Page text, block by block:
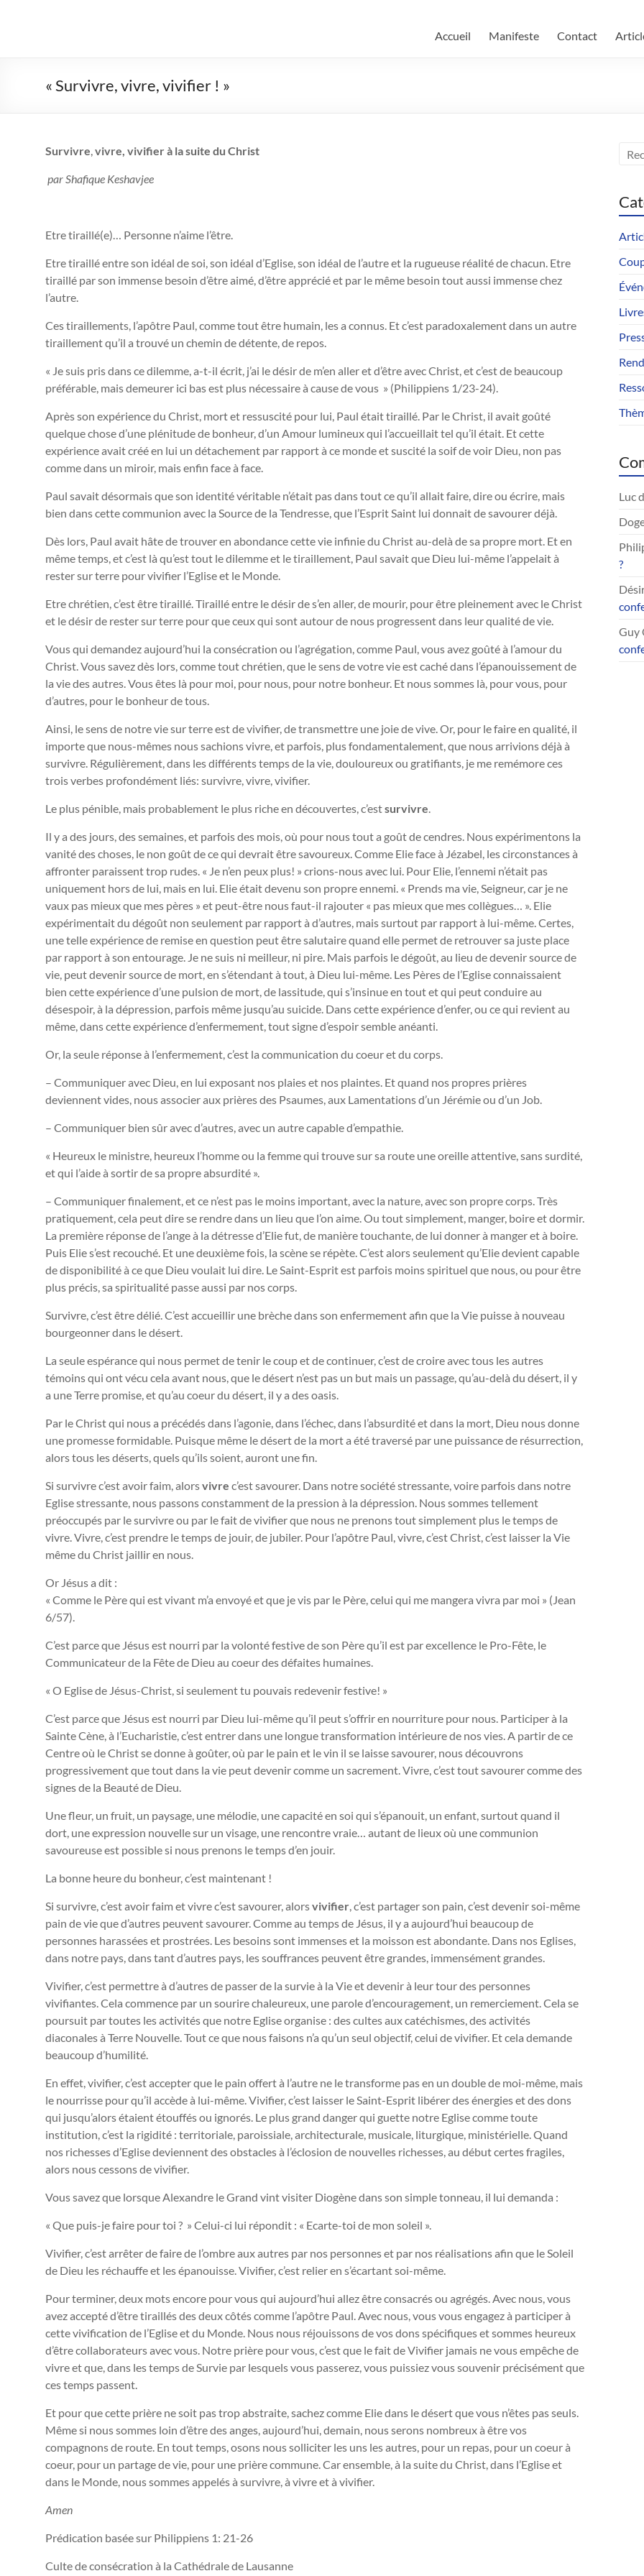
Rassemblement
un
Renouveau
Réformé
couleur
l'Église
réformée
Accueil Manifeste Contact
« Survivre, vivre, vivifier ! »
Survivre,vivre, vivifier à la suite du Christ
par Shafique Keshavjee
Etre tiraillé(e)… Personne n’aime l’être.
Etre tiraillé entre son idéal de soi, son idéal d’Eglise, son idéal de l’autre et la rugueuse réalité de chacun. Etre
tiraillé par son immense besoin d’être aimé, d’être apprécié et par le même besoin tout aussi immense chez
l’autre.
Ces tiraillements, l’apôtre Paul, comme tout être humain, les a connus. Et c’est paradoxalement dans un autre
tiraillement qu’il a trouvé un chemin de détente, de repos.
« Je suis pris dans ce dilemme, a-t-il écrit, j’ai le désir de m’en aller et d’être avec Christ, et c’est de beaucoup
préférable, mais demeurer ici bas est plus nécessaire à cause de vous » (Philippiens 1/23-24).
Après son expérience du Christ, mort et ressuscité pour lui, Paul était tiraillé. Par le Christ, il avait goûté
quelque chose d’une plénitude de bonheur, d’un Amour lumineux qui l’accueillait tel qu’il était. Et cette
expérience avait créé en lui un détachement par rapport à ce monde et suscité la soif de voir Dieu, non pas
comme dans un miroir, mais enfin face à face.
Paul savait désormais que son identité véritable n’était pas dans tout ce qu’il allait faire, dire ou écrire, mais
bien dans cette communion avec la Source de la Tendresse, que l’Esprit Saint lui donnait de savourer déjà.
Dès lors, Paul avait hâte de trouver en abondance cette vie infinie du Christ au-delà de sa propre mort. Et en
même temps, et c’est là qu’est tout le dilemme et le tiraillement, Paul savait que Dieu lui-même l’appelait à
rester sur terre pour vivifier l’Eglise et le Monde.
Etre chrétien, c’est être tiraillé. Tiraillé entre le désir de s’en aller, de mourir, pour être pleinement avec le Christ
et le désir de rester sur terre pour que ceux qui sont autour de nous progressent dans leur qualité de vie.
Vous qui demandez aujourd’hui la consécration ou l’agrégation, comme Paul, vous avez goûté à l’amour du
Christ. Vous savez dès lors, comme tout chrétien, que le sens de votre vie est caché dans l’épanouissement de
la vie des autres. Vous êtes là pour moi, pour nous, pour notre bonheur. Et nous sommes là, pour vous, pour
d’autres, pour le bonheur de tous.
Ainsi, le sens de notre vie sur terre est de vivifier, de transmettre une joie de vive. Or, pour le faire en qualité, il
importe que nous-mêmes nous sachions vivre, et parfois, plus fondamentalement, que nous arrivions déjà à
survivre. Régulièrement, dans les différents temps de la vie, douloureux ou gratifiants, je me remémore ces
trois verbes profondément liés: survivre, vivre, vivifier.
Le plus pénible, mais probablement le plus riche en découvertes, c’estsurvivre.
Il y a des jours, des semaines, et parfois des mois, où pour nous tout a goût de cendres. Nous expérimentons la
vanité des choses, le non goût de ce qui devrait être savoureux. Comme Elie face à Jézabel, les circonstances à
affronter paraissent trop rudes. « Je n’en peux plus! » crions-nous avec lui. Pour Elie, l’ennemi n’était pas
uniquement hors de lui, mais en lui. Elie était devenu son propre ennemi. « Prends ma vie, Seigneur, car je ne
vaux pas mieux que mes pères » et peut-être nous faut-il rajouter « pas mieux que mes collègues… ». Elie
expérimentait du dégoût non seulement par rapport à d’autres, mais surtout par rapport à lui-même. Certes,
une telle expérience de remise en question peut être salutaire quand elle permet de retrouver sa juste place
par rapport à son entourage. Je ne suis ni meilleur, ni pire. Mais parfois le dégoût, au lieu de devenir source de
vie, peut devenir source de mort, en s’étendant à tout, à Dieu lui-même. Les Pères de l’Eglise connaissaient
bien cette expérience d’une pulsion de mort, de lassitude, qui s’insinue en tout et qui peut conduire au
désespoir, à la dépression, parfois même jusqu’au suicide. Dans cette expérience d’enfer, ou ce qui revient au
même, dans cette expérience d’enfermement, tout signe d’espoir semble anéanti.
Or, la seule réponse à l’enfermement, c’est la communication du coeur et du corps.
– Communiquer avec Dieu, en lui exposant nos plaies et nos plaintes. Et quand nos propres prières
deviennent vides, nous associer aux prières des Psaumes, aux Lamentations d’un Jérémie ou d’un Job.
– Communiquer bien sûr avec d’autres, avec un autre capable d’empathie.
« Heureux le ministre, heureux l’homme ou la femme qui trouve sur sa route une oreille attentive, sans surdité,
et qui l’aide à sortir de sa propre absurdité ».
– Communiquer finalement, et ce n’est pas le moins important, avec la nature, avec son propre corps. Très
pratiquement, cela peut dire se rendre dans un lieu que l’on aime. Ou tout simplement, manger, boire et dormir.
La première réponse de l’ange à la détresse d’Elie fut, de manière touchante, de lui donner à manger et à boire.
Puis Elie s’est recouché. Et une deuxième fois, la scène se répète. C’est alors seulement qu’Elie devient capable
de disponibilité à ce que Dieu voulait lui dire. Le Saint-Esprit est parfois moins spirituel que nous, ou pour être
plus précis, sa spiritualité passe aussi par nos corps.
Survivre, c’est être délié. C’est accueillir une brèche dans son enfermement afin que la Vie puisse à nouveau
bourgeonner dans le désert.
La seule espérance qui nous permet de tenir le coup et de continuer, c’est de croire avec tous les autres
témoins qui ont vécu cela avant nous, que le désert n’est pas un but mais un passage, qu’au-delà du désert, il y
a une Terre promise, et qu’au coeur du désert, il y a des oasis.
Par le Christ qui nous a précédés dans l’agonie, dans l’échec, dans l’absurdité et dans la mort, Dieu nous donne
une promesse formidable. Puisque même le désert de la mort a été traversé par une puissance de résurrection,
alors tous les déserts, quels qu’ils soient, auront une fin.
Si survivre c’est avoir faim, alorsvivre c’est savourer. Dans notre société stressante, voire parfois dans notre
Eglise stressante, nous passons constamment de la pression à la dépression. Nous sommes tellement
préoccupés par le survivre ou par le fait de vivifier que nous ne prenons tout simplement plus le temps de
vivre. Vivre, c’est prendre le temps de jouir, de jubiler. Pour l’apôtre Paul, vivre, c’est Christ, c’est laisser la Vie
même du Christ jaillir en nous.
Or Jésus a dit :
« Comme le Père qui est vivant m’a envoyé et que je vis par le Père, celui qui me mangera vivra par moi » (Jean
6/57).
C’est parce que Jésus est nourri par la volonté festive de son Père qu’il est par excellence le Pro-Fête, le
Communicateur de la Fête de Dieu au coeur des défaites humaines.
« O Eglise de Jésus-Christ, si seulement tu pouvais redevenir festive! »
C’est parce que Jésus est nourri par Dieu lui-même qu’il peut s’offrir en nourriture pour nous. Participer à la
Sainte Cène, à l’Eucharistie, c’est entrer dans une longue transformation intérieure de nos vies. A partir de ce
Centre où le Christ se donne à goûter, où par le pain et le vin il se laisse savourer, nous découvrons
progressivement que tout dans la vie peut devenir comme un sacrement. Vivre, c’est tout savourer comme des
signes de la Beauté de Dieu.
Une fleur, un fruit, un paysage, une mélodie, une capacité en soi qui s’épanouit, un enfant, surtout quand il
dort, une expression nouvelle sur un visage, une rencontre vraie… autant de lieux où une communion
savoureuse est possible si nous prenons le temps d’en jouir.
La bonne heure du bonheur, c’est maintenant !
Si survivre, c’est avoir faim et vivre c’est savourer, alorsvivifier, c’est partager son pain, c’est devenir soi-même
pain de vie que d’autres peuvent savourer. Comme au temps de Jésus, il y a aujourd’hui beaucoup de
personnes harassées et prostrées. Les besoins sont immenses et la moisson est abondante. Dans nos Eglises,
dans notre pays, dans tant d’autres pays, les souffrances peuvent être grandes, immensément grandes.
Vivifier, c’est permettre à d’autres de passer de la survie à la Vie et devenir à leur tour des personnes
vivifiantes. Cela commence par un sourire chaleureux, une parole d’encouragement, un remerciement. Cela se
poursuit par toutes les activités que notre Eglise organise : des cultes aux catéchismes, des activités
diaconales à Terre Nouvelle. Tout ce que nous faisons n’a qu’un seul objectif, celui de vivifier. Et cela demande
beaucoup d’humilité.
En effet, vivifier, c’est accepter que le pain offert à l’autre ne le transforme pas en un double de moi-même, mais
le nourrisse pour qu’il accède à lui-même. Vivifier, c’est laisser le Saint-Esprit libérer des énergies et des dons
qui jusqu’alors étaient étouffés ou ignorés. Le plus grand danger qui guette notre Eglise comme toute
institution, c’est la rigidité : territoriale, paroissiale, architecturale, musicale, liturgique, ministérielle. Quand
nos richesses d’Eglise deviennent des obstacles à l’éclosion de nouvelles richesses, au début certes fragiles,
alors nous cessons de vivifier.
Vous savez que lorsque Alexandre le Grand vint visiter Diogène dans son simple tonneau, il lui demanda :
« Que puis-je faire pour toi ? » Celui-ci lui répondit : « Ecarte-toi de mon soleil ».
Vivifier, c’est arrêter de faire de l’ombre aux autres par nos personnes et par nos réalisations afin que le Soleil
de Dieu les réchauffe et les épanouisse. Vivifier, c’est relier en s’écartant soi-même.
Pour terminer, deux mots encore pour vous qui aujourd’hui allez être consacrés ou agrégés. Avec nous, vous
avez accepté d’être tiraillés des deux côtés comme l’apôtre Paul. Avec nous, vous vous engagez à participer à
cette vivification de l’Eglise et du Monde. Nous nous réjouissons de vos dons spécifiques et sommes heureux
d’être collaborateurs avec vous. Notre prière pour vous, c’est que le fait de Vivifier jamais ne vous empêche de
vivre et que, dans les temps de Survie par lesquels vous passerez, vous puissiez vous souvenir précisément que
ces temps passent.
Et pour que cette prière ne soit pas trop abstraite, sachez comme Elie dans le désert que vous n’êtes pas seuls.
Même si nous sommes loin d’être des anges, aujourd’hui, demain, nous serons nombreux à être vos
compagnons de route. En tout temps, osons nous solliciter les uns les autres, pour un repas, pour un coeur à
coeur, pour un partage de vie, pour une prière commune. Car ensemble, à la suite du Christ, dans l’Eglise et
dans le Monde, nous sommes appelés à survivre, à vivre et à vivifier.
Amen
Prédication basée sur Philippiens 1: 21-26
Culte de consécration à la Cathédrale de Lausanne
Luc
?
Guy